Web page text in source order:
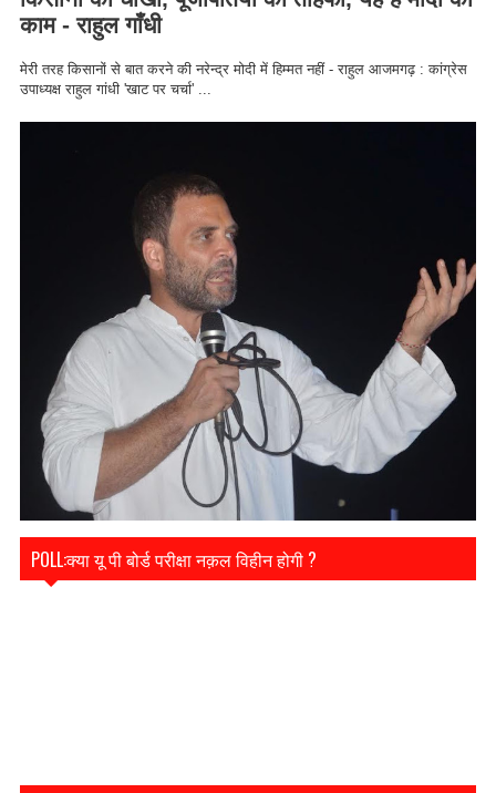
काम - राहुल गाँधी
मेरी तरह किसानों से बात करने की नरेन्द्र मोदी में हिम्मत नहीं - राहुल आजमगढ़ : कांग्रेस
उपाध्यक्ष राहुल गांधी 'खाट पर चर्चा' ...
POLL:क्या यू पी बोर्ड परीक्षा नक़ल विहीन होगी ?